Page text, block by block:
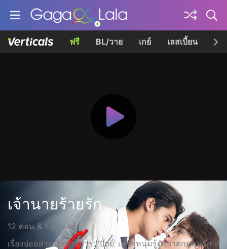
ฟรี BL/วาย เกย์ เลสเบี้ยน เค
เจ้านายร้ายรัก
12 ตอน & 1 ตอนแยก
เรื่องย่ออย่างเป็นทางการ: ‘ปัถย์’ เลขาหนุ่มรู้ตัวว่าตกหลุมรัก